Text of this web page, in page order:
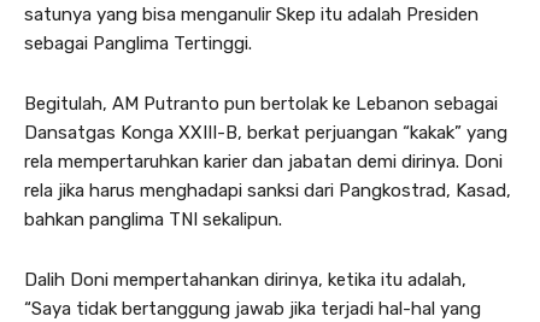
satunya yang bisa menganulir Skep itu adalah Presiden
sebagai Panglima Tertinggi.
Begitulah, AM Putranto pun bertolak ke Lebanon sebagai
Dansatgas Konga XXIII-B, berkat perjuangan “kakak” yang
rela mempertaruhkan karier dan jabatan demi dirinya. Doni
rela jika harus menghadapi sanksi dari Pangkostrad, Kasad,
bahkan panglima TNI sekalipun.
Dalih Doni mempertahankan dirinya, ketika itu adalah,
“Saya tidak bertanggung jawab jika terjadi hal-hal yang